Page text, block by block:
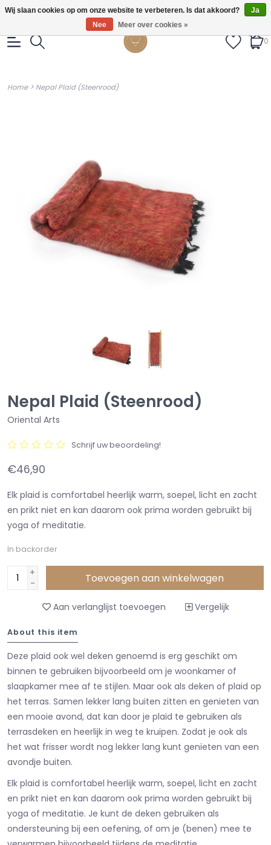
Gratis verzendig vanaf €55.
0
Home> Nepal Plaid (Steenrood)
Nepal Plaid (Steenrood)
Oriental Arts
Schrijf uw beoordeling!
€46,90
Elk plaid is comfortabel heerlijk warm, soepel, licht en zacht
en prikt niet en kan daarom ook prima worden gebruikt bij
yoga of meditatie.
In backorder
+
-
Toevoegen aan winkelwagen
Aan verlanglijst toevoegen Vergelijk
About this item
Deze plaid ook wel deken genoemd is erg geschikt om
binnen te gebruiken bijvoorbeeld om je woonkamer of
slaapkamer mee af te stijlen. Maar ook als deken of plaid op
het terras. Samen lekker lang buiten zitten en genieten van
een mooie avond, dat kan door je plaid te gebruiken als
terrasdeken en heerlijk in weg te kruipen. Zodat je ook als
het wat frisser wordt nog lekker lang kunt genieten van een
avondje buiten.
Elk plaid is comfortabel heerlijk warm, soepel, licht en zacht
en prikt niet en kan daarom ook prima worden gebruikt bij
yoga of meditatie. Je kunt de deken gebruiken als
ondersteuning bij een oefening, of om je (benen) mee te
Wij slaan cookies op om onze website te verbeteren. Is dat akkoord?
Ja
Nee
Meer over cookies »